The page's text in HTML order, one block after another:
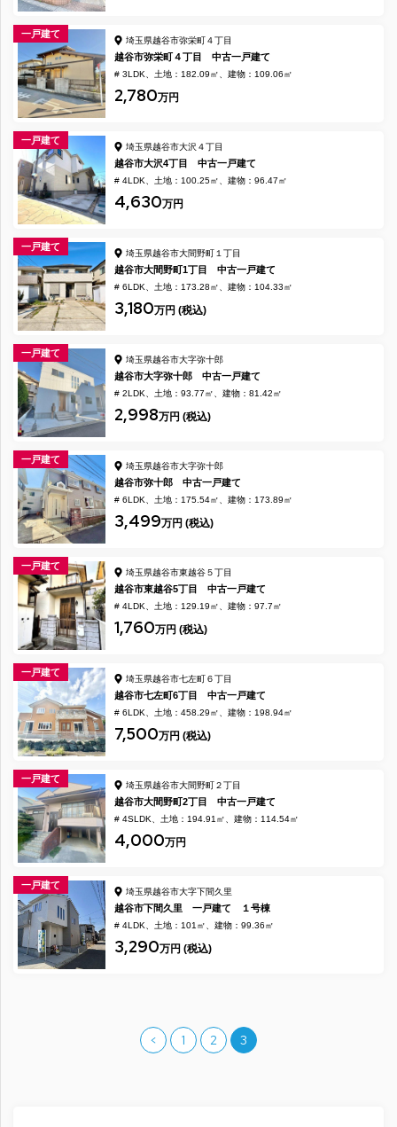
一戸建て
埼玉県越谷市弥栄町４丁目
越谷市弥栄町４丁目 中古一戸建て
# 3LDK 土地：182.09㎡ 建物：109.06㎡
2,780万円
一戸建て
埼玉県越谷市大沢４丁目
越谷市大沢4丁目 中古一戸建て
# 4LDK 土地：100.25㎡ 建物：96.47㎡
4,630万円
一戸建て
埼玉県越谷市大間野町１丁目
越谷市大間野町1丁目 中古一戸建て
# 6LDK 土地：173.28㎡ 建物：104.33㎡
3,180万円 (税込)
一戸建て
埼玉県越谷市大字弥十郎
越谷市大字弥十郎 中古一戸建て
# 2LDK 土地：93.77㎡ 建物：81.42㎡
2,998万円 (税込)
一戸建て
埼玉県越谷市大字弥十郎
越谷市弥十郎 中古一戸建て
# 6LDK 土地：175.54㎡ 建物：173.89㎡
3,499万円 (税込)
一戸建て
埼玉県越谷市東越谷５丁目
越谷市東越谷5丁目 中古一戸建て
# 4LDK 土地：129.19㎡ 建物：97.7㎡
1,760万円 (税込)
一戸建て
埼玉県越谷市七左町６丁目
越谷市七左町6丁目 中古一戸建て
# 6LDK 土地：458.29㎡ 建物：198.94㎡
7,500万円 (税込)
一戸建て
埼玉県越谷市大間野町２丁目
越谷市大間野町2丁目 中古一戸建て
# 4SLDK 土地：194.91㎡ 建物：114.54㎡
4,000万円
一戸建て
埼玉県越谷市大字下間久里
越谷市下間久里 一戸建て １号棟
# 4LDK 土地：101㎡ 建物：99.36㎡
3,290万円 (税込)
< 1 2 3